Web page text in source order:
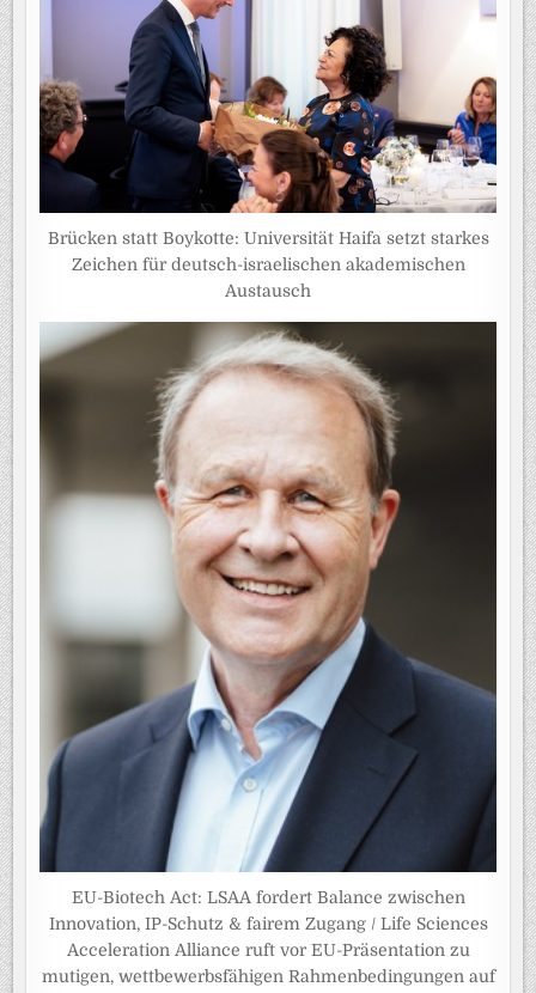
Brücken statt Boykotte: Universität Haifa setzt starkes
Zeichen für deutsch-israelischen akademischen
Austausch
EU-Biotech Act: LSAA fordert Balance zwischen
Innovation, IP-Schutz & fairem Zugang / Life Sciences
Acceleration Alliance ruft vor EU-Präsentation zu
mutigen, wettbewerbsfähigen Rahmenbedingungen auf